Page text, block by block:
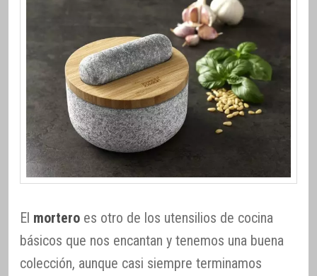
El mortero es otro de los utensilios de cocina
básicos que nos encantan y tenemos una buena
colección, aunque casi siempre terminamos